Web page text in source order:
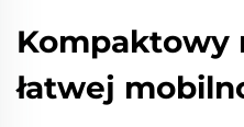
Kompaktowy
łatwej